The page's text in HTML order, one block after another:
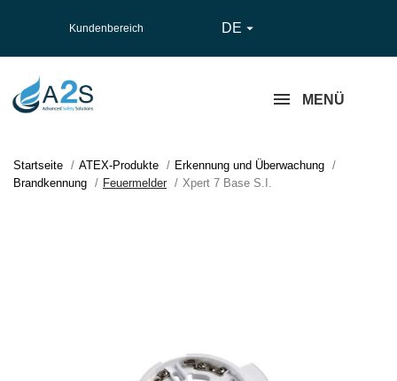
Kundenbereich DE 
MENÜ
Startseite ATEX-Produkte
Erkennung und Überwachung
Brandkennung
Feuermelder Xpert 7 Base S.I.